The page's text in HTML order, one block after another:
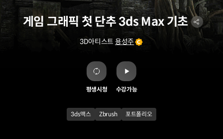
게임 그래픽 첫 단추 3ds Max 기초
3D아티스트 용성주
평생시청 수강가능
3ds맥스 Zbrush 포트폴리오